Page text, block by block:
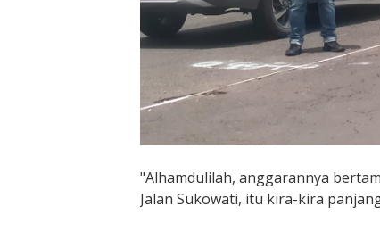
"Alhamdulilah, anggarannya
Jalan Sukowati, itu kira-kira